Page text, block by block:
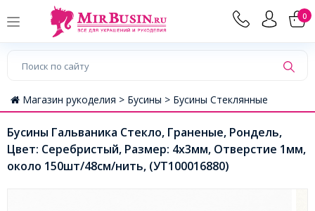
0
Магазин рукоделия > Бусины > Бусины Стеклянные
Бусины Гальваника Стекло, Граненые, Рондель,
Цвет: Серебристый, Размер: 4х3мм, Отверстие 1мм,
около 150шт/48см/нить, (УТ100016880)